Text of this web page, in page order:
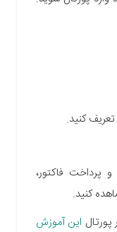
کنید.
پرداخت فاکتور،
کنید.
این آموزش